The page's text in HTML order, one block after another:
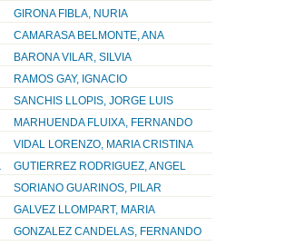
GIRONA FIBLA, NURIA
CAMARASA BELMONTE, ANA
BARONA VILAR, SILVIA
RAMOS GAY, IGNACIO
SANCHIS LLOPIS, JORGE LUIS
MARHUENDA FLUIXA, FERNANDO
VIDAL LORENZO, MARIA CRISTINA
GUTIERREZ RODRIGUEZ, ANGEL
SORIANO GUARINOS, PILAR
GALVEZ LLOMPART, MARIA
GONZALEZ CANDELAS, FERNANDO